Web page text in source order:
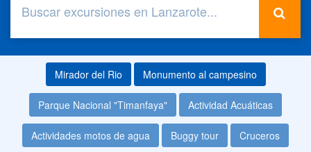
Mirador del Rio Monumento al campesino
Parque Nacional "Timanfaya" Actividad Acuáticas
Actividades motos de agua Buggy tour Cruceros